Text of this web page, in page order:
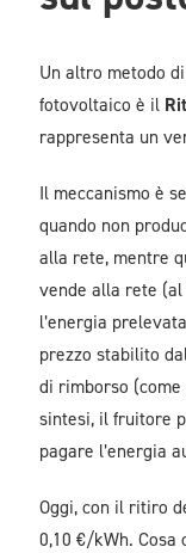
Un altro metodo
fotovoltaico è il
rappresenta un
Il meccanismo è
quando non
alla rete, mentre
vende alla rete (al
l’energia
prezzo stabilito
di rimborso
sintesi, il fruitore
pagare l’energia
Oggi, con il ritiro
0,10 €/kWh. Cosa